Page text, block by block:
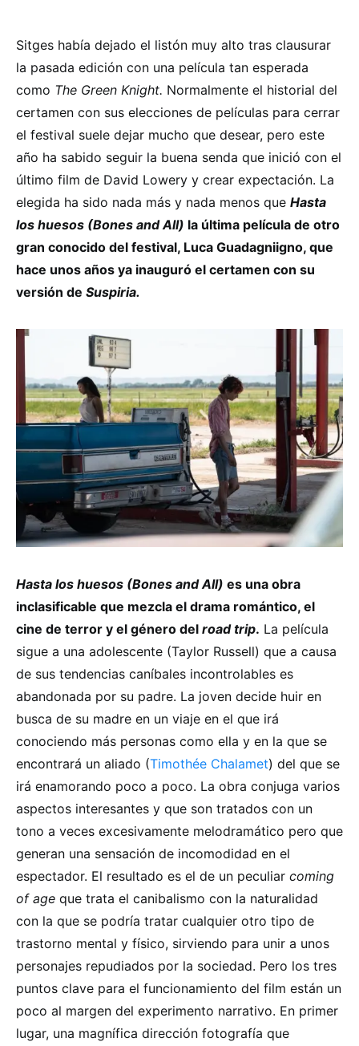
Sitges había dejado el listón muy alto tras clausurar
la pasada edición con una película tan esperada
como The Green Knight. Normalmente el historial del
certamen con sus elecciones de películas para cerrar
el festival suele dejar mucho que desear, pero este
año ha sabido seguir la buena senda que inició con el
último film de David Lowery y crear expectación. La
elegida ha sido nada más y nada menos que Hasta
los huesos (Bones and All) la última película de otro
gran conocido del festival, Luca Guadagniigno, que
hace unos años ya inauguró el certamen con su
versión de Suspiria.
Hasta los huesos (Bones and All) es una obra
inclasificable que mezcla el drama romántico, el
cine de terror y el género del road trip. La película
sigue a una adolescente (Taylor Russell) que a causa
de sus tendencias caníbales incontrolables es
abandonada por su padre. La joven decide huir en
busca de su madre en un viaje en el que irá
conociendo más personas como ella y en la que se
encontrará un aliado (Timothée Chalamet) del que se
irá enamorando poco a poco. La obra conjuga varios
aspectos interesantes y que son tratados con un
tono a veces excesivamente melodramático pero que
generan una sensación de incomodidad en el
espectador. El resultado es el de un peculiar coming
of age que trata el canibalismo con la naturalidad
con la que se podría tratar cualquier otro tipo de
trastorno mental y físico, sirviendo para unir a unos
personajes repudiados por la sociedad. Pero los tres
puntos clave para el funcionamiento del film están un
poco al margen del experimento narrativo. En primer
lugar, una magnífica dirección fotografía que